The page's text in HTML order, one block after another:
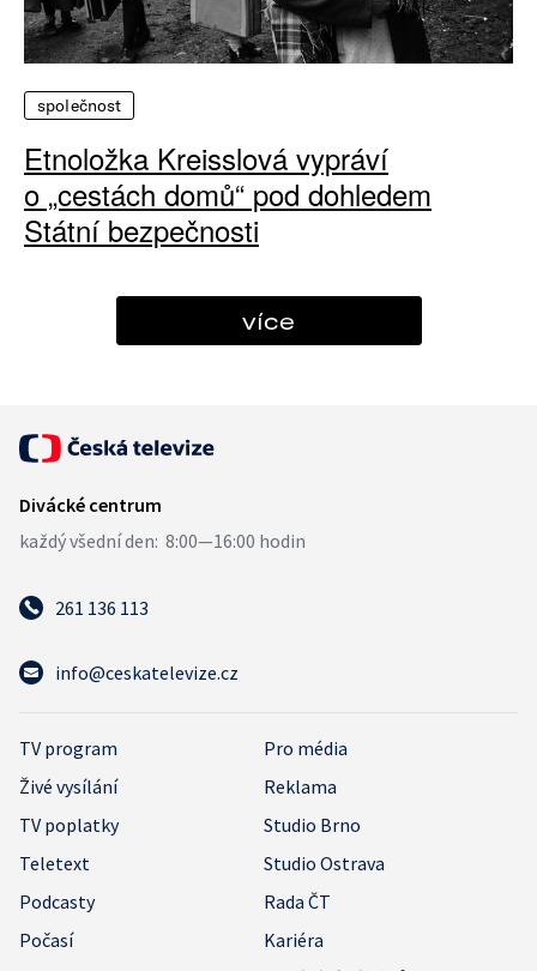
společnost
Etnoložka Kreisslová vypráví
o „cestách domů“ pod dohledem
Státní bezpečnosti
více
261 136 113
info@ceskatelevize.cz
TV program
Pro média
Živé vysílání
Reklama
TV poplatky
Studio Brno
Teletext
Studio Ostrava
Podcasty
Rada ČT
Počasí
Kariéra